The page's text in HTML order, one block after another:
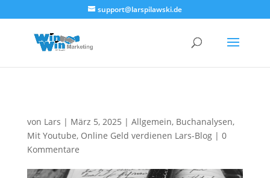
support@larspilawski.de
von Lars | März 5, 2025 | Allgemein, Buchanalysen,
Mit Youtube, Online Geld verdienen Lars-Blog| 0
Kommentare